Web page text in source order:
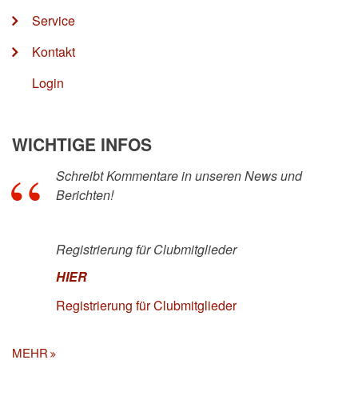
Service
Kontakt
Login
WICHTIGE INFOS
Schreibt Kommentare in unseren News und
Berichten!
Registrierung für Clubmitglieder
HIER
Registrierung für Clubmitglieder
MEHR